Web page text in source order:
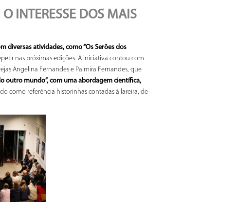
INTERESSE DOS MAIS
atividades, como “Os Serões dos
nas próximas edições. A iniciativa contou com
Angelina Fernandes e Palmira Fernandes, que
outro mundo”, com uma abordagem científica,
como referência historinhas contadas à lareira, de